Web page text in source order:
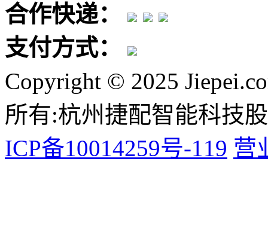
合作快递：
支付方式：
Copyright © 2025
所有:杭州捷配智能科技
ICP备10014259号-119 营